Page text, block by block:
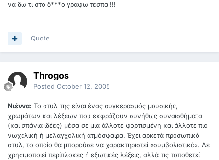
να δω τι στο δ***ο γραφω τεσπα !!!
Quote
Throgos
Posted October 12, 2005
Νιέννα: Το στυλ της είναι ένας συγκερασμός μουσικής,
χρωμάτων και λέξεων που εκφράζουν συνήθως συναισθήματα
(και σπάνια ιδέες) μέσα σε μια άλλοτε φορτισμένη και άλλοτε πιο
νωχελική ή μελαγχολική ατμόσφαιρα. Έχει αρκετά προσωπικό
στυλ, το οποίο θα μπορούσε να χαρακτηριστεί «συμβολιστικό». Δε
χρησιμοποιεί περίπλοκες ή εξωτικές λέξεις, αλλά τις τοποθετεί